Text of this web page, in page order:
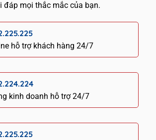
đáp mọi thắc mắc của bạn.
hỗ trợ khách hàng 24/7
kinh doanh hỗ trợ 24/7